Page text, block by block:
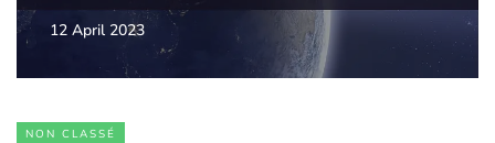
12 April 2023
NON CLASSÉ